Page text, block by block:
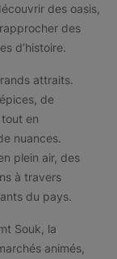
des oasis,
des
d’histoire.
attraits.
de
en
nuances.
plein air, des
à travers
du pays.
Souk, la
animés,